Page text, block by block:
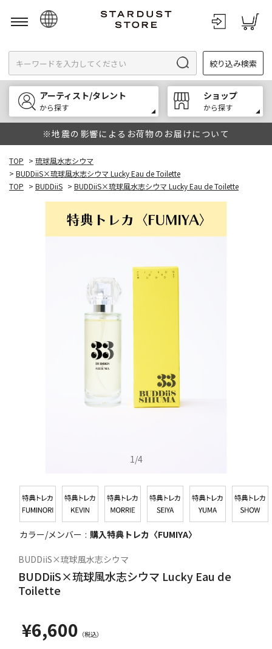
English
한국어
中文
絞り込み検索
アーティスト/タレント
から探す
ショップ
から探す
※地震の影響によるお荷物のお届けについて
TOP > 琉球風水志シウマ
> BUDDiiS×琉球風水志シウマ Lucky Eau de Toilette
TOP > BUDDiiS > BUDDiiS×琉球風水志シウマ Lucky Eau de Toilette
1/4
カラー/メンバー 購入特典トレカ〈FUMIYA〉
BUDDiiS×琉球風水志シウマ
BUDDiiS×琉球風水志シウマ Lucky Eau de
Toilette
¥6,600